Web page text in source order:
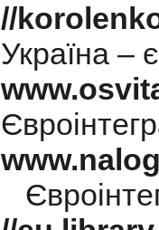
//
Україна –